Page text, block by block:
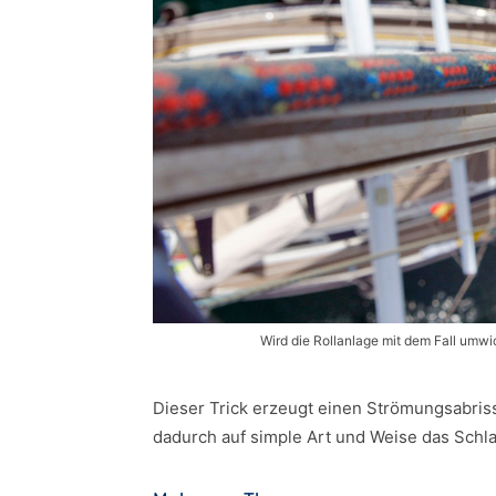
Wird die Rollanlage mit dem Fall
Dieser Trick erzeugt einen
dadurch auf simple Art und Weise das